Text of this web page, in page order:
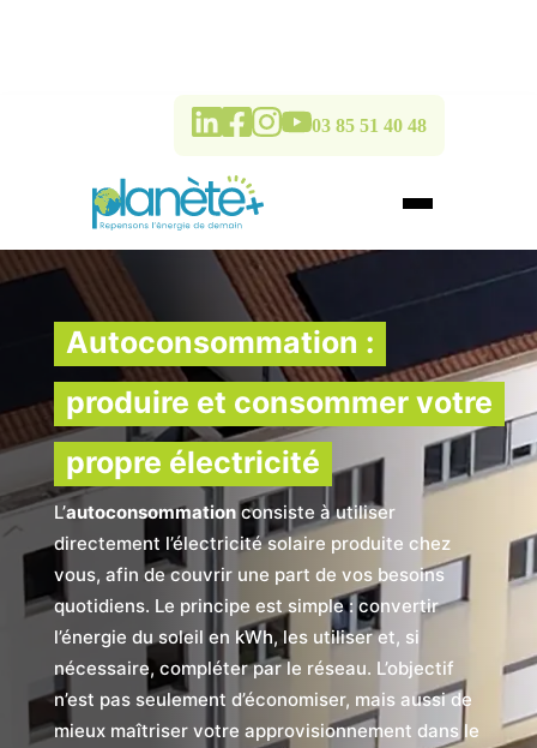
03 85 51 40 48
Autoconsommation :
produire et consommer votre
propre électricité
L’autoconsommationconsiste à utiliser
directement l’électricité solaire produite chez
vous, afin de couvrir une part de vos besoins
quotidiens. Le principe est simple : convertir
l’énergie du soleil en kWh, les utiliser et, si
nécessaire, compléter par le réseau. L’objectif
n’est pas seulement d’économiser, mais aussi de
mieux maîtriser votre approvisionnement dans le